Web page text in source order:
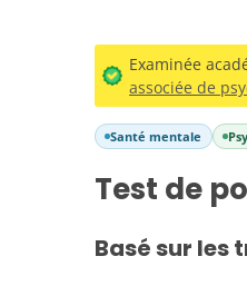
Examinée
associée de
Santé mentale
Test de
Basé sur les